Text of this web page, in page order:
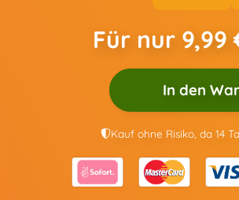
Für nur 9,99
In den
Kauf ohne Risiko, da 14